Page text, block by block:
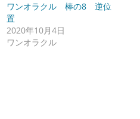
ワンオラクル 棒の8 逆位
置
2020年10月4日
ワンオラクル